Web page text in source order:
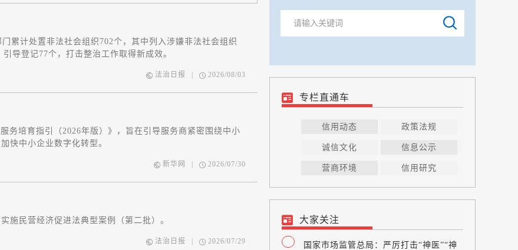
累计处置非法社会组织702个，其中列入涉嫌非法社会组织
导登记77个，打击整治工作取得新成效。
法治日报 2026/08/03
务培育指引（2026年版）》，旨在引导服务商紧密围绕中小
快中小企业数字化转型。
新华网 2026/07/30
施民营经济促进法典型案例（第二批）。
法治日报 2026/07/29
专栏直通车
信用动态 政策法规
诚信文化 信息公示
营商环境 信用研究
大家关注
国家市场监管总局：严厉打击“神医”“神